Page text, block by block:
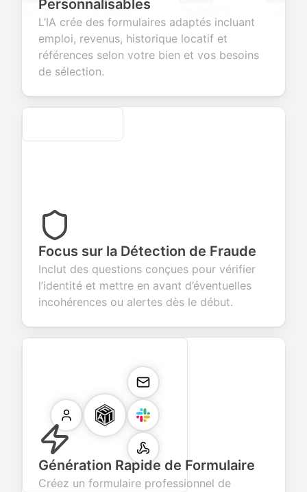
valuable
products or
information
fields for
seamless
account
creation.
smooth e-
commerce
transactions.
screening
candidate
Personnalisables
L’IA crée des formulaires adaptés incluant
emploi, revenus, historique locatif et
références selon votre bien et vos besoins
de sélection.
Secure
Focus sur la Détection de Fraude
Inclut des questions conçues pour vérifier
l’identité et mettre en avant d’éventuelles
incohérences ou alertes dès le début.
Génération Rapide de Formulaire
Créez un formulaire professionnel de